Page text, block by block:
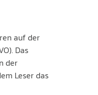
auf der
Das
der
Leser das